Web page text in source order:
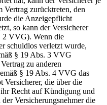
Vertrag zurücktreten, den
die Anzeigepflicht
so kann der Versicherer
2 VVG). Wenn die
schuldlos verletzt wurde,
§ 19 Abs. 3 VVG
zu anderen
§ 19 Abs. 4 VVG das
Versicherer, die über die
Recht auf Kündigung und
Versicherungsnehmer die